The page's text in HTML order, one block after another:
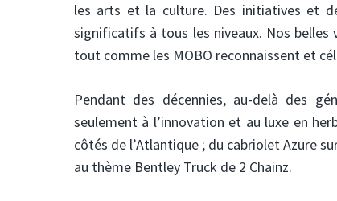
les arts et la culture. Des initiatives et
significatifs à tous les niveaux. Nos
tout comme les MOBO reconnaissent et
Pendant des décennies, au-delà des
seulement à l’innovation et au luxe en
côtés de l’Atlantique ; du cabriolet Azure
au thème Bentley Truck de 2 Chainz.